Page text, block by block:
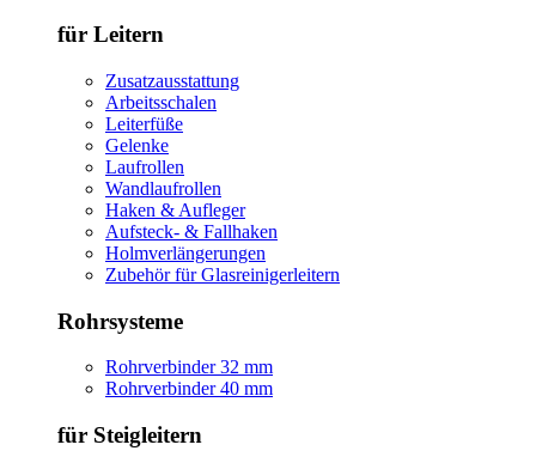
für Leitern
Zusatzausstattung
Arbeitsschalen
Leiterfüße
Gelenke
Laufrollen
Wandlaufrollen
Haken & Aufleger
Aufsteck- & Fallhaken
Holmverlängerungen
Zubehör für Glasreinigerleitern
Rohrsysteme
Rohrverbinder 32 mm
Rohrverbinder 40 mm
für Steigleitern